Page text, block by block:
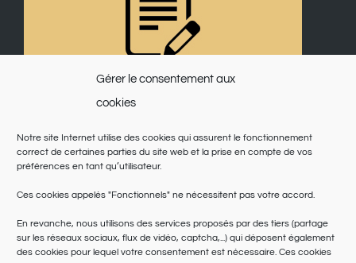
Gérer le consentement aux
cookies
Notre site Internet utilise des cookies qui assurent le fonctionnement
correct de certaines parties du site web et la prise en compte de vos
préférences en tant qu’utilisateur.
Ces cookies appelés "Fonctionnels" ne nécessitent pas votre accord.
En revanche, nous utilisons des services proposés par des tiers (partage
sur les réseaux sociaux, flux de vidéo, captcha,...) qui déposent également
des cookies pour lequel votre consentement est nécessaire. Ces cookies